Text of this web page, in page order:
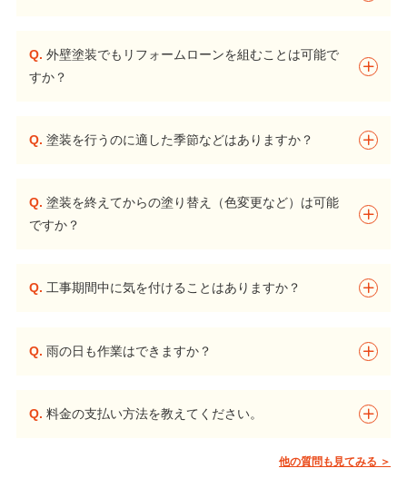
Q. 外壁塗装でもリフォームローンを組むことは可能で
すか？
Q. 塗装を行うのに適した季節などはありますか？
Q. 塗装を終えてからの塗り替え（色変更など）は可能
ですか？
Q. 工事期間中に気を付けることはありますか？
Q. 雨の日も作業はできますか？
Q. 料金の支払い方法を教えてください。
他の質問も見てみる ＞